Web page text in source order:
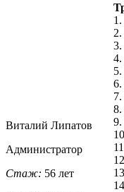
Виталий Липатов
Администратор
Стаж: 56 лет
4.
8.
9.